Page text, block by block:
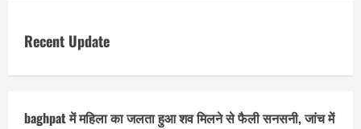
Recent Update
baghpat में महिला का जलता हुआ शव मिलने से फैली सनसनी, जांच में